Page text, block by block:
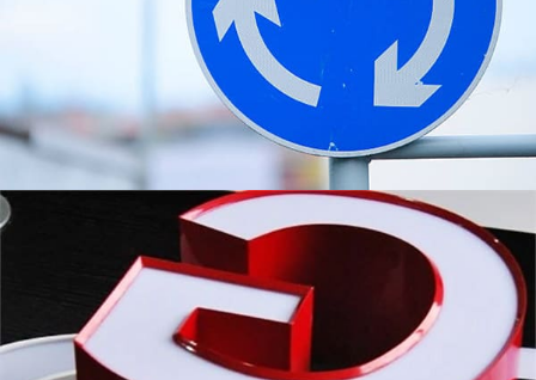
fabricação de letras de canal. Leve, resistente à
corrosão, e fácil de dobrar com excelente retenção de
cor para sinalização interna e externa.
Folha/bobina de alumínio para latas
3104/3105/5052/5182 representam diferentes graus